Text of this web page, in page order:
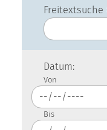
Freitextsuche
Datum:
Von
Bis